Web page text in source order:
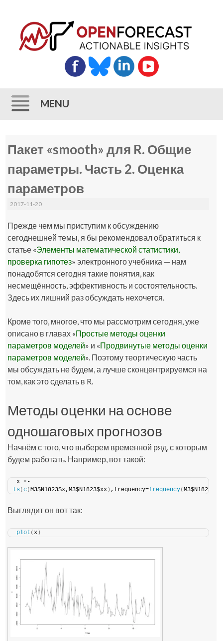
MENU
to
Пакет «smooth» для R. Общие
параметры. Часть 2. Оценка
параметров
2017-11-20
Прежде чем мы приступим к обсуждению
сегоднешней темы, я бы рекомендовал обратиться к
статье «Элементы математической статистики,
проверка гипотез» электронного учебника — нам
понадобятся сегодня такие понятия, как
несмещённость, эффективность и состоятельность.
Здесь их лишний раз обсуждать нехочется.
Кроме того, многое, что мы рассмотрим сегодня, уже
описано в главах «Простые методы оценки
параметров моделей» и «Продвинутые методы оценки
параметров моделей». Поэтому теортическую часть
мы обсуждать не будем, а лучше сконцентрируемся на
том, как это сделать в R.
Методы оценки на основе
одношаговых прогнозов
Начнём с того, что выберем временной ряд, с которым
будем работать. Например, вот такой:
x <
ts(c(M3$N1823$x,M3$N1823$xx ) ,frequency=frequency(M3$N1823$x
Выглядит он вот так:
plot (x )